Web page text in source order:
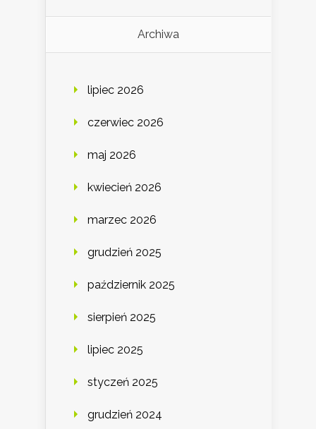
Archiwa
lipiec 2026
czerwiec 2026
maj 2026
kwiecień 2026
marzec 2026
grudzień 2025
październik 2025
sierpień 2025
lipiec 2025
styczeń 2025
grudzień 2024